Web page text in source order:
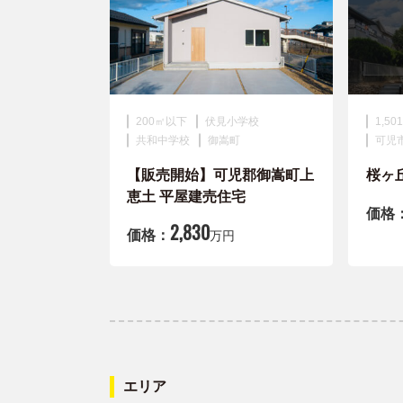
200㎡以下
伏見小学校
共和中学校
御嵩町
【販売開始】可児郡御嵩町上
恵土 平屋建売住宅
価格：2,830万円
可児
桜ヶ
価格
エリア